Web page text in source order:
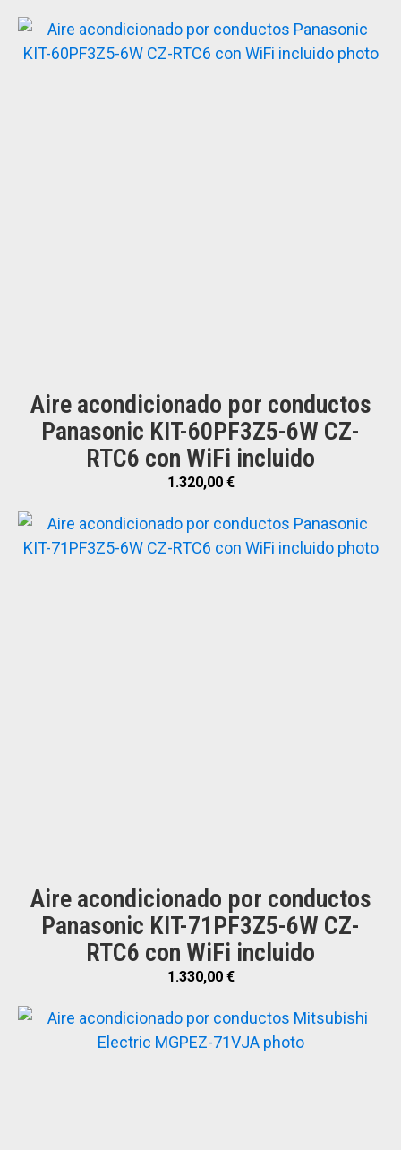
Aire acondicionado por conductos
Panasonic KIT-60PF3Z5-6W CZ-
RTC6 con WiFi incluido
1.320,00 €
Aire acondicionado por conductos
Panasonic KIT-71PF3Z5-6W CZ-
RTC6 con WiFi incluido
1.330,00 €